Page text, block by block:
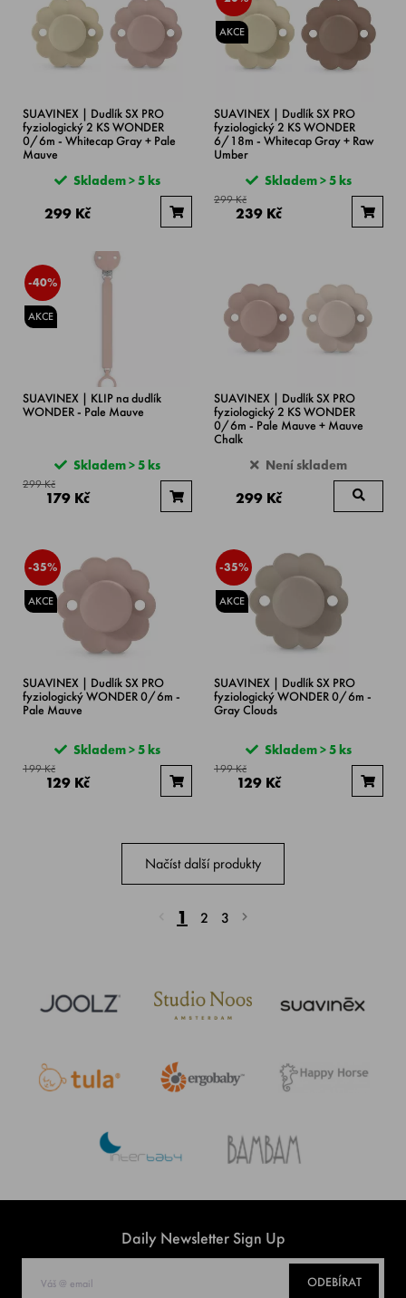
SUAVINEX | Dudlík SX PRO
fyziologický 2 KS WONDER
0/6m - Whitecap Gray + Pale
Mauve
Skladem > 5 ks
299 Kč
AKCE
SUAVINEX | Dudlík SX PRO
fyziologický 2 KS WONDER
6/18m - Whitecap Gray + Raw
Umber
Skladem > 5 ks
299 Kč
239 Kč
-40%
AKCE
SUAVINEX | KLIP na dudlík
WONDER - Pale Mauve
Skladem > 5 ks
299 Kč
179 Kč
SUAVINEX | Dudlík SX PRO
fyziologický 2 KS WONDER
0/6m - Pale Mauve + Mauve
Chalk
Není skladem
299 Kč
-35%
AKCE
SUAVINEX | Dudlík SX PRO
fyziologický WONDER 0/6m -
Pale Mauve
Skladem > 5 ks
199 Kč
129 Kč
-35%
AKCE
SUAVINEX | Dudlík SX PRO
fyziologický WONDER 0/6m -
Gray Clouds
Skladem > 5 ks
199 Kč
129 Kč
Načíst další produkty
1 2 3
Daily Newsletter Sign Up
ODEBÍRAT